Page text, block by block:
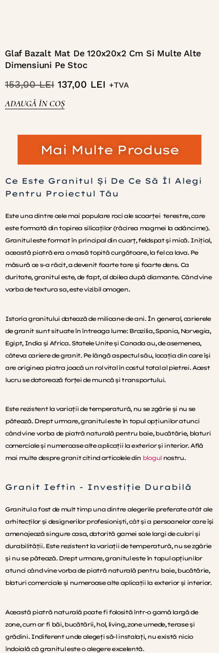
Glaf Bazalt Mat De 120x20x2 Cm Si Multe Alte
Dimensiuni Pe Stoc
153,00LEI 137,00 LEI +TVA
ADAUGĂ ÎN COȘ
Mai Multe Produse
Ce Este Granitul Și De Ce Să Îl Alegi
Pentru Proiectul Tău
Este una dintre cele mai populare roci ale scoarței terestre, care
este formată din topirea silicaților (răcirea magmei la adâncime).
Granitul este format în principal din cuarț, feldspat și mică. Inițial,
această piatră era o masă topită curgătoare, la fel ca lava. Pe
măsură ce s-a răcit, a devenit foarte tare și foarte dens. Ca
duritate, granitul este, de fapt, al doilea după diamante. Când vine
vorba de textura sa, este vizibil omogen.
Istoria granitului datează de milioane de ani. În general, carierele
de granit sunt situate în întreaga lume: Brazilia, Spania, Norvegia,
Egipt, India și Africa. Statele Unite și Canada au, de asemenea,
câteva cariere de granit. Pe lângă aspectul său, locația din care își
are originea piatra joacă un rol vital în costul total al pietrei. Acest
lucru se datorează forței de muncă și transportului.
Este rezistent la variații de temperatură, nu se zgârie și nu se
pătează. Drept urmare, granitul este în topul opțiunilor atunci
când vine vorba de piatră naturală pentru baie, bucătărie, blaturi
comerciale și numeroase alte aplicații la exterior și interior. Află
mai multe despre granit citind articolele din blogulnostru.
Granit Ieftin - Investiție Durabilă
Granitul a fost de mult timp una dintre alegerile preferate atât ale
arhitecților și designerilor profesioniști, cât și a persoanelor care își
amenajează singure casa, datorită gamei sale largi de culori și
durabilității. Este rezistent la variații de temperatură, nu se zgârie
și nu se pătează. Drept urmare, granitul este în topul opțiunilor
atunci când vine vorba de piatră naturală pentru baie, bucătărie,
blaturi comerciale și numeroase alte aplicații la exterior și interior.
Această piatră naturală poate fi folosită într-o gamă largă de
zone, cum ar fi băi, bucătării, hol, living, zone umede, terase și
grădini. Indiferent unde alegeți să-l instalați, nu există nicio
îndoială că granitul este o alegere excelentă.